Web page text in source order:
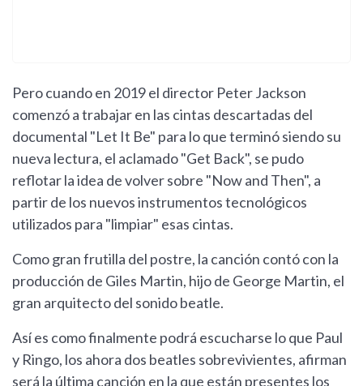
Pero cuando en 2019 el director Peter Jackson
comenzó a trabajar en las cintas descartadas del
documental "Let It Be" para lo que terminó siendo su
nueva lectura, el aclamado "Get Back", se pudo
reflotar la idea de volver sobre "Now and Then", a
partir de los nuevos instrumentos tecnológicos
utilizados para "limpiar" esas cintas.
Como gran frutilla del postre, la canción contó con la
producción de Giles Martin, hijo de George Martin, el
gran arquitecto del sonido beatle.
Así es como finalmente podrá escucharse lo que Paul
y Ringo, los ahora dos beatles sobrevivientes, afirman
será la última canción en la que están presentes los